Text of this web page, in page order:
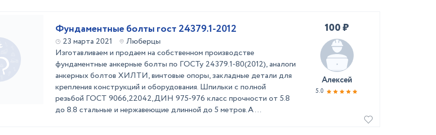
Фундаментные болты гост 24379.1-2012
23 марта 2021
Люберцы
Изготавливаем и продаем на собственном производстве
фундаментные анкерные болты по ГОСТу 24379.1-80(2012), аналоги
анкерных болтов ХИЛТИ, винтовые опоры, закладные детали для
крепления конструкций и оборудования. Шпильки с полной
резьбой ГОСТ 9066,22042,ДИН 975-976 класс прочности от 5.8
до 8.8 стальные и нержавеющие длинной до 5 метров.А ...
100 ₽
Алексей
5.0